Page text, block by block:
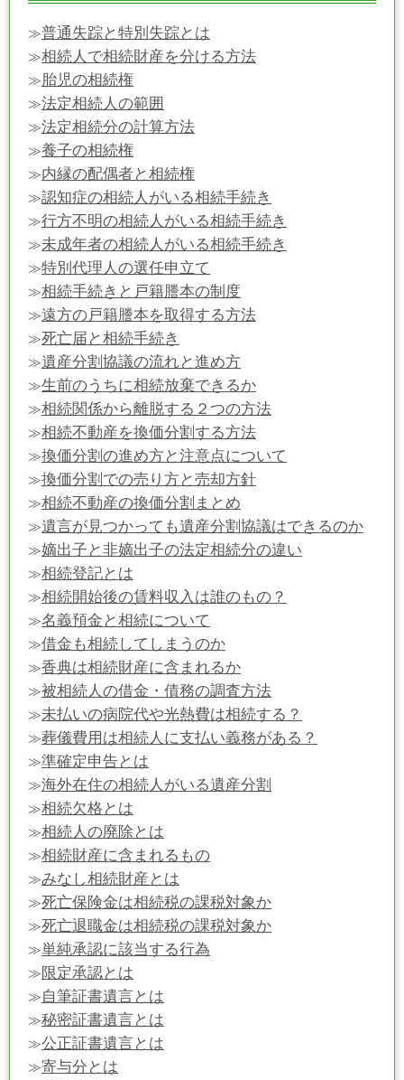
≫普通失踪と特別失踪とは
≫相続人で相続財産を分ける方法
≫胎児の相続権
≫法定相続人の範囲
≫法定相続分の計算方法
≫養子の相続権
≫内縁の配偶者と相続権
≫認知症の相続人がいる相続手続き
≫行方不明の相続人がいる相続手続き
≫未成年者の相続人がいる相続手続き
≫特別代理人の選任申立て
≫相続手続きと戸籍謄本の制度
≫遠方の戸籍謄本を取得する方法
≫死亡届と相続手続き
≫遺産分割協議の流れと進め方
≫生前のうちに相続放棄できるか
≫相続関係から離脱する２つの方法
≫相続不動産を換価分割する方法
≫換価分割の進め方と注意点について
≫換価分割での売り方と売却方針
≫相続不動産の換価分割まとめ
≫遺言が見つかっても遺産分割協議はできるのか
≫嫡出子と非嫡出子の法定相続分の違い
≫相続登記とは
≫相続開始後の賃料収入は誰のもの？
≫名義預金と相続について
≫借金も相続してしまうのか
≫香典は相続財産に含まれるか
≫被相続人の借金・債務の調査方法
≫未払いの病院代や光熱費は相続する？
≫葬儀費用は相続人に支払い義務がある？
≫準確定申告とは
≫海外在住の相続人がいる遺産分割
≫相続欠格とは
≫相続人の廃除とは
≫相続財産に含まれるもの
≫みなし相続財産とは
≫死亡保険金は相続税の課税対象か
≫死亡退職金は相続税の課税対象か
≫単純承認に該当する行為
≫限定承認とは
≫自筆証書遺言とは
≫秘密証書遺言とは
≫公正証書遺言とは
≫寄与分とは